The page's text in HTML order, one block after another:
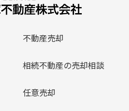
不動産売却
相続不動産の売却相談
任意売却